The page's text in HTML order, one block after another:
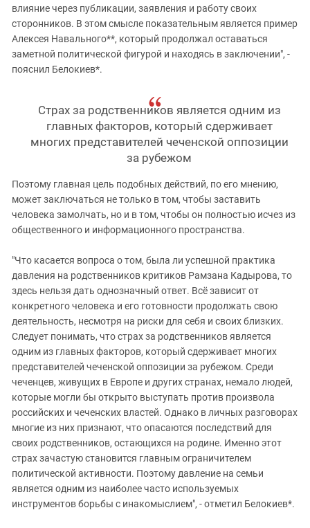
влияние через публикации, заявления и работу своих
сторонников. В этом смысле показательным является пример
Алексея Навального**, который продолжал оставаться
заметной политической фигурой и находясь в заключении", -
пояснил Белокиев*.
Страх за родственников является одним из
главных факторов, который сдерживает
многих представителей чеченской оппозиции
за рубежом
Поэтому главная цель подобных действий, по его мнению,
может заключаться не только в том, чтобы заставить
человека замолчать, но и в том, чтобы он полностью исчез из
общественного и информационного пространства.
"Что касается вопроса о том, была ли успешной практика
давления на родственников критиков Рамзана Кадырова, то
здесь нельзя дать однозначный ответ. Всё зависит от
конкретного человека и его готовности продолжать свою
деятельность, несмотря на риски для себя и своих близких.
Следует понимать, что страх за родственников является
одним из главных факторов, который сдерживает многих
представителей чеченской оппозиции за рубежом. Среди
чеченцев, живущих в Европе и других странах, немало людей,
которые могли бы открыто выступать против произвола
российских и чеченских властей. Однако в личных разговорах
многие из них признают, что опасаются последствий для
своих родственников, остающихся на родине. Именно этот
страх зачастую становится главным ограничителем
политической активности. Поэтому давление на семьи
является одним из наиболее часто используемых
инструментов борьбы с инакомыслием", - отметил Белокиев*.